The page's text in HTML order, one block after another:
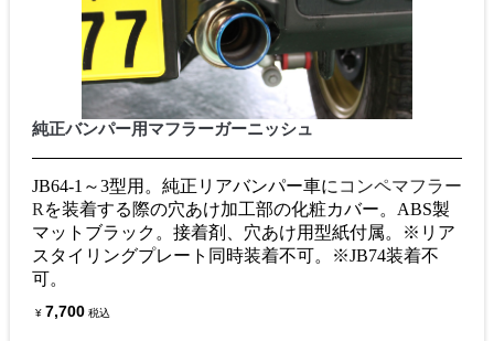
純正バンパー用マフラーガーニッシュ
JB64-1～3型用。純正リアバンパー車に コンペマフラー
R を装着する際の穴あけ加工部の化粧カバー。ABS製
マットブラック。接着剤、穴あけ用型紙付属。※リア
スタイリングプレート同時装着不可。※JB74装着不
可。
¥ 7,700 税込